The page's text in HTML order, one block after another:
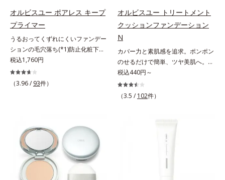
オルビスユー ポアレス キープ
プライマー
うるおってくずれにくいファンデー
ションの毛穴落ち(*1)防止化粧下
地。ファンデーションの毛穴落ち
(*1)防止化粧下地です。毛穴
1/10000サイズのマイクロカバー成
と皮脂のバランスを整え、乾燥＆ベ
タつきレスに。さらに毛穴周りの肌
にうるおいを与え、キュッと引き締
め＆ハリ感をUPさせます。また皮
脂を感知するとギュッと固まる膜を
税込1,760円
（3.96 / 93件）
オルビスユー トリートメント
クッションファンデーション
N
カバー力と素肌感を追求。ポンポン
のせるだけで簡単、ツヤ美肌へ。カ
バー力と素肌感を両立する、簡単ツ
ヤ美肌クッションファンデーション
です。多方向へ光を拡散し、高いソ
との親和性が高いアミノ酸系パウダ
ー(*)を配合。みずみずしく肌になじ
み、厚塗り感なくピタッと密着しま
す。毛穴、シミ、くすみ、凹凸、色
ムラなどの大人の肌悩みをポンポン
税込440円～
（3.5 / 102件）